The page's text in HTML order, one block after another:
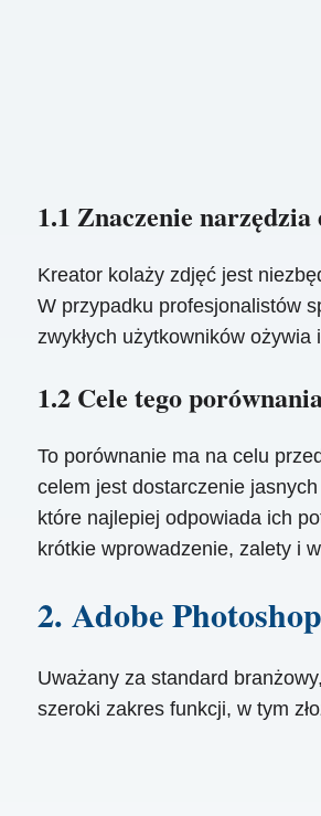
1.1 Znaczenie
Kreator kolaży zdjęć jest
W przypadku profesjonalistów
zwykłych użytkowników
1.2 Cele tego
To porównanie ma na celu
celem jest dostarczenie
które najlepiej odpowiada ich
krótkie wprowadzenie, zalety i
2. Adobe Photoshop
Uważany za standard
szeroki zakres funkcji, w tym